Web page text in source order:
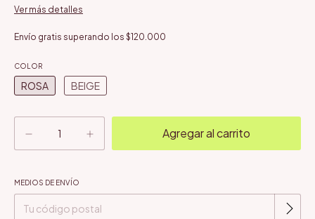
Ver más detalles
Envío gratis superando los $120.000
COLOR
ROSA BEIGE
Entregas para el CP:
MEDIOS DE ENVÍO